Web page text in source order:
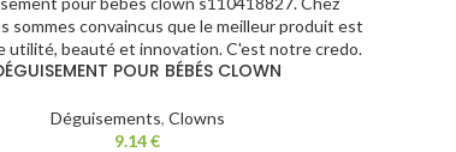
POUR BÉBÉS CLOWN
Déguisements, Clowns
9.14€